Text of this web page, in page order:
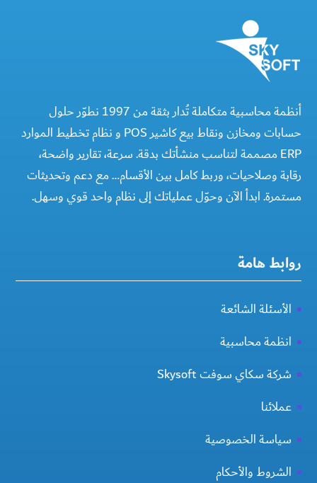
أنظمة محاسبية متكاملة تُدار بثقة من 1997 نطوّر حلول
حسابات ومخازن ونقاط بيع كاشير POS و نظام تخطيط الموارد
ERP مصممة لتناسب منشأتك بدقة. سرعة، تقارير واضحة،
رقابة وصلاحيات، وربط كامل بين الأقسام… مع دعم وتحديثات
مستمرة. ابدأ الآن وحوّل عملياتك إلى نظام واحد قوي وسهل.
روابط هامة
الأسئلة الشائعة
انظمة محاسبية
شركة سكاي سوفت Skysoft
عملائنا
سياسة الخصوصية
الشروط والأحكام